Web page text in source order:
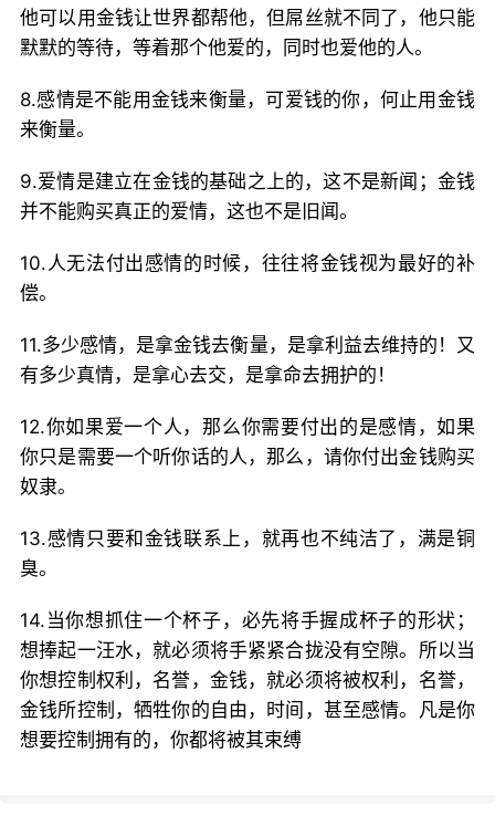
他可以用金钱让世界都帮他，但屌丝就不同了，他只能
默默的等待，等着那个他爱的，同时也爱他的人。
8.感情是不能用金钱来衡量，可爱钱的你，何止用金钱
来衡量。
9.爱情是建立在金钱的基础之上的，这不是新闻；金钱
并不能购买真正的爱情，这也不是旧闻。
10.人无法付出感情的时候，往往将金钱视为最好的补
偿。
11.多少感情，是拿金钱去衡量，是拿利益去维持的！又
有多少真情，是拿心去交，是拿命去拥护的！
12.你如果爱一个人，那么你需要付出的是感情，如果
你只是需要一个听你话的人，那么，请你付出金钱购买
奴隶。
13.感情只要和金钱联系上，就再也不纯洁了，满是铜
臭。
14.当你想抓住一个杯子，必先将手握成杯子的形状；
想捧起一汪水，就必须将手紧紧合拢没有空隙。所以当
你想控制权利，名誉，金钱，就必须将被权利，名誉，
金钱所控制，牺牲你的自由，时间，甚至感情。凡是你
想要控制拥有的，你都将被其束缚